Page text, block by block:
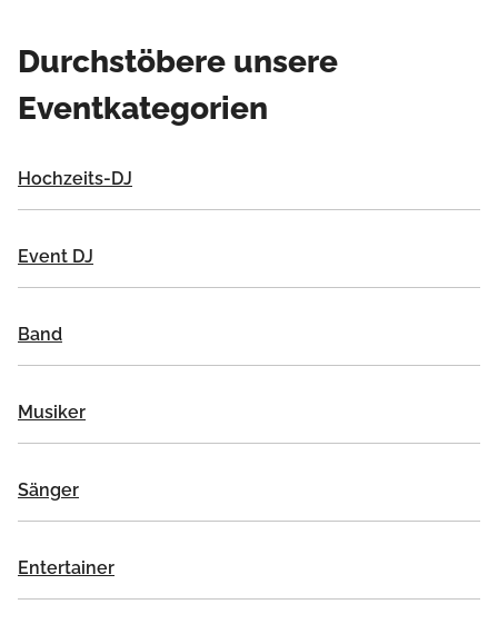
Durchstöbere unsere
Eventkategorien
Hochzeits-DJ
Event DJ
Band
Musiker
Sänger
Entertainer